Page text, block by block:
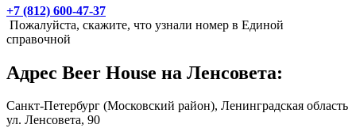
Представленные сорта пива:
Guinness
Kilkenny
Smithwick`s Pale Ale
+7 (812) 600-47-37
Пожалуйста, скажите, что узнали номер в Единой
справочной
Адрес Beer House на Ленсовета:
Санкт-Петербург (Московский район), Ленинградская область
ул. Ленсовета, 90